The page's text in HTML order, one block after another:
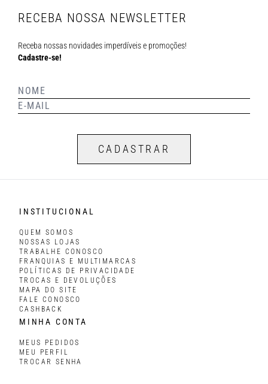
RECEBA NOSSA NEWSLETTER
Receba nossas novidades imperdíveis e promoções!
Cadastre-se!
CADASTRAR
INSTITUCIONAL
QUEM SOMOS
NOSSAS LOJAS
TRABALHE CONOSCO
FRANQUIAS E MULTIMARCAS
POLÍTICAS DE PRIVACIDADE
TROCAS E DEVOLUÇÕES
MAPA DO SITE
FALE CONOSCO
CASHBACK
MINHA CONTA
MEUS PEDIDOS
MEU PERFIL
TROCAR SENHA